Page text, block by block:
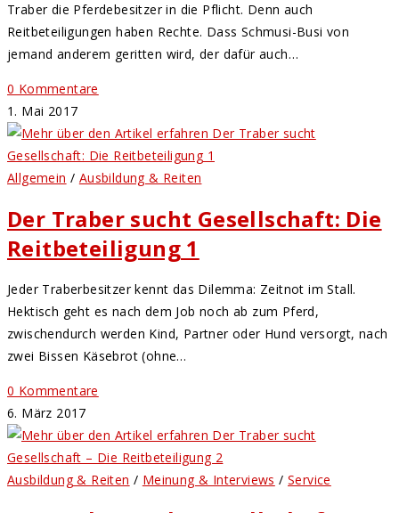
Traber die Pferdebesitzer in die Pflicht. Denn auch
Reitbeteiligungen haben Rechte. Dass Schmusi-Busi von
jemand anderem geritten wird, der dafür auch…
0 Kommentare
1. Mai 2017
Allgemein / Ausbildung & Reiten
Der Traber sucht Gesellschaft: Die
Reitbeteiligung 1
Jeder Traberbesitzer kennt das Dilemma: Zeitnot im Stall.
Hektisch geht es nach dem Job noch ab zum Pferd,
zwischendurch werden Kind, Partner oder Hund versorgt, nach
zwei Bissen Käsebrot (ohne…
0 Kommentare
6. März 2017
Ausbildung & Reiten / Meinung & Interviews /Service